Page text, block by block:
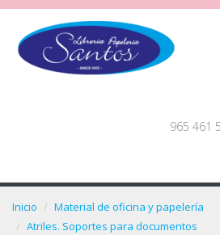
965 461
Inicio
Material de oficina y papelería
Atriles. Soportes para documentos